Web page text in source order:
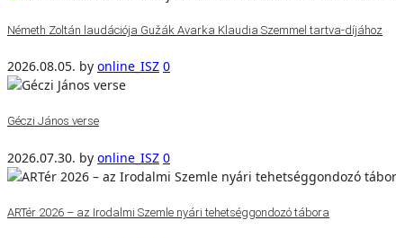
Németh Zoltán laudációja Gužák Avarka Klaudia Szemmel tartva-díjához
2026.08.05. by online_ISZ 0
Géczi János verse
2026.07.30. by online_ISZ 0
ARTér 2026 – az Irodalmi Szemle nyári tehetséggondozó tábora